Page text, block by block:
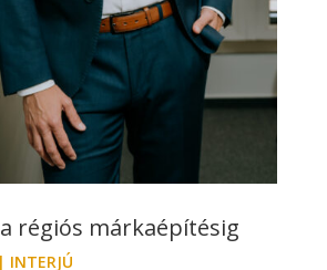
régiós márkaépítésig
| INTERJÚ